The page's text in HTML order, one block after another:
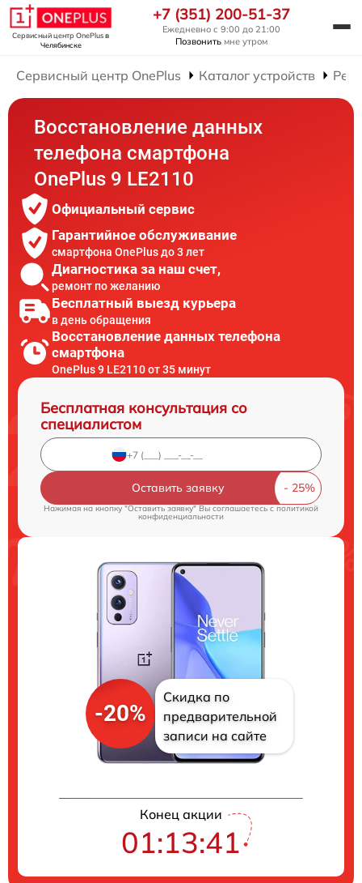
Сервисный центр OnePlusв
Челябинске
+7 (351) 200-51-37
Ежедневно с 9:00 до 21:00
Позвонить мне утром
Сервисный центр OnePlus Каталог устройств
Восстановление данных
телефона смартфона
OnePlus 9 LE2110
Официальный сервис
Гарантийное обслуживание
смартфона OnePlus до 3 лет
Диагностика за наш счет,
ремонт по желанию
Бесплатный выезд курьера
в день обращения
Восстановление данных телефона
смартфона
OnePlus 9 LE2110 от 35 минут
Бесплатная консультация со
специалистом
Оставить заявку
Нажимая на кнопку "Оставить заявку" Вы соглашаетесь c политикой
конфиденциальности
-20%
Скидка по
предварительной
записи на сайте
Конец акции
01:13:41